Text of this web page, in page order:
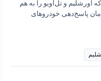
موانع متحرک جدید در بزرگراه شماره ۱ که اورشلیم و تل‌آویو را به هم
پاسخ‌دهی خودروهای